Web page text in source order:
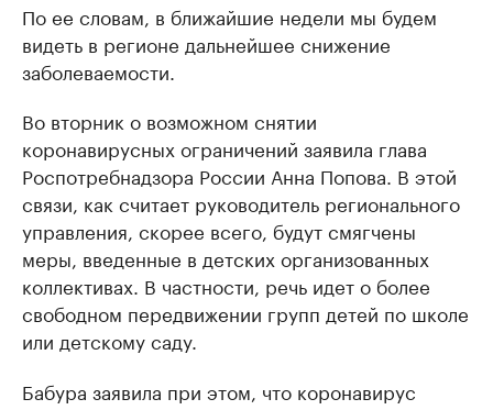
По ее словам, в ближайшие недели мы будем
видеть в регионе дальнейшее снижение
заболеваемости.
Во вторник о возможном снятии
коронавирусных ограничений заявила глава
Роспотребнадзора России Анна Попова. В этой
связи, как считает руководитель регионального
управления, скорее всего, будут смягчены
меры, введенные в детских организованных
коллективах. В частности, речь идет о более
свободном передвижении групп детей по школе
или детскому саду.
Бабура заявила при этом, что коронавирус